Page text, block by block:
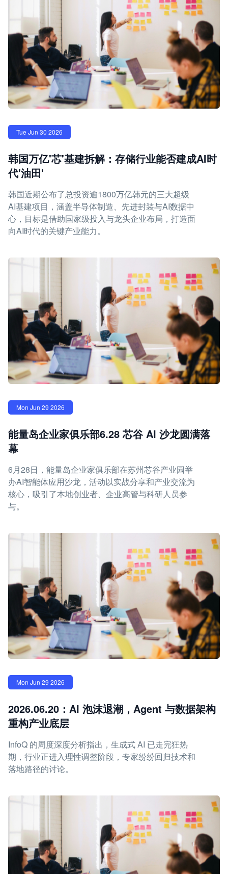
Tue Jun 30 2026
韩国万亿'芯'基建拆解：存储行业能否建成AI时
代'油田'
韩国近期公布了总投资逾1800万亿韩元的三大超级
AI基建项目，涵盖半导体制造、先进封装与AI数据中
心，目标是借助国家级投入与龙头企业布局，打造面
向AI时代的关键产业能力。
Mon Jun 29 2026
能量岛企业家俱乐部6.28 芯谷 AI 沙龙圆满落
幕
6月28日，能量岛企业家俱乐部在苏州芯谷产业园举
办AI智能体应用沙龙，活动以实战分享和产业交流为
核心，吸引了本地创业者、企业高管与科研人员参
与。
Mon Jun 29 2026
2026.06.20：AI 泡沫退潮，Agent 与数据架构
重构产业底层
InfoQ 的周度深度分析指出，生成式 AI 已走完狂热
期，行业正进入理性调整阶段，专家纷纷回归技术和
落地路径的讨论。